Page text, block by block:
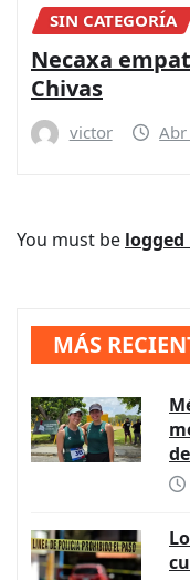
SIN CATEGORÍA
Necaxa
Chivas
victor
You must be logged
MÁS